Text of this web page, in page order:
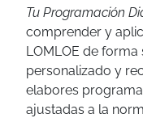
Tu Programación
comprender y
LOMLOE de
personalizado y
elabores
ajustadas a la